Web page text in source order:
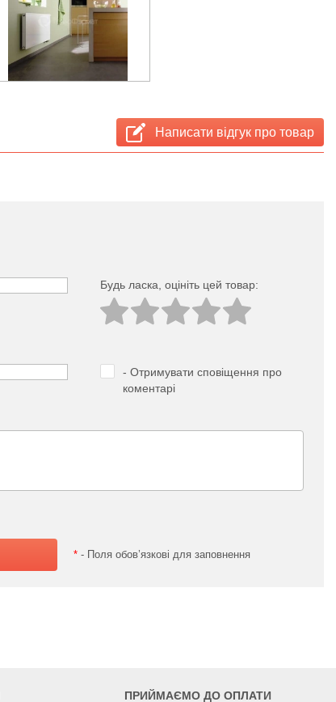
Написати відгук про товар
Будь ласка, оцініть цей товар:
- Отримувати сповіщення про
коментарі
* - Поля обов’язкові для заповнення
ПРИЙМАЄМО ДО ОПЛАТИ